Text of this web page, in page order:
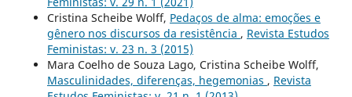
Cristina Scheibe Wolff, Pedaços de alma: emoções e
gênero nos discursos da resistência , Revista Estudos
Feministas: v. 23 n. 3 (2015)
Mara Coelho de Souza Lago, Cristina Scheibe Wolff,
Masculinidades, diferenças, hegemonias , Revista